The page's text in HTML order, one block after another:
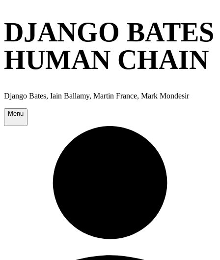
DJANGO BATES
HUMAN CHAIN
Django Bates, Iain Ballamy, Martin France, Mark Mondesir
Menu